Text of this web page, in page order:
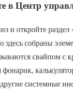
в Центр
и откройте раздел
здесь собраны
свайпом с
системные